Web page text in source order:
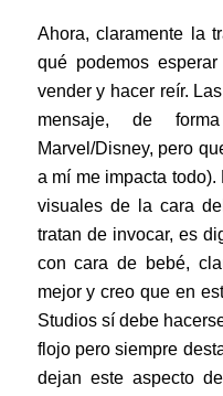
Ahora, claramente la
qué podemos
vender y hacer reír.
mensaje, de
Marvel/Disney, pero
a mí me impacta
visuales de la cara
tratan de invocar, es
con cara de bebé,
mejor y creo que en
Studios sí debe
flojo pero siempre
dejan este aspecto